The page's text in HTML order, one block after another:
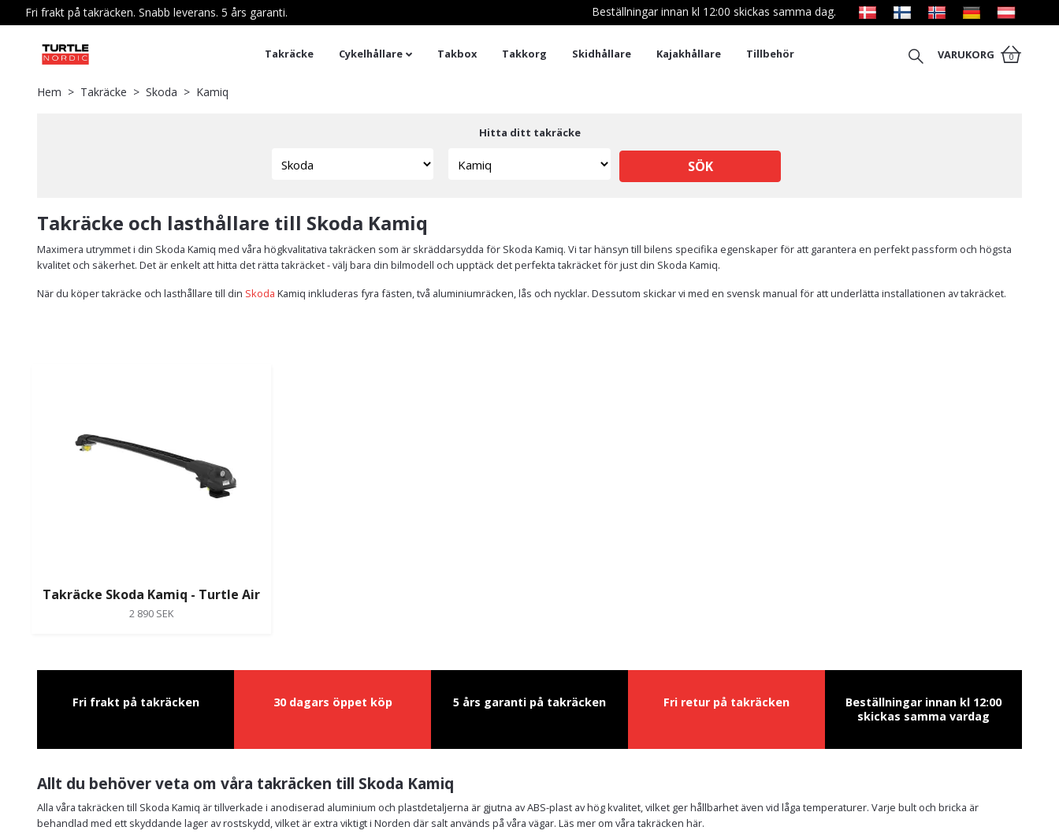
Fri frakt på takräcken. Snabb leverans. 5 års garanti. Beställningar innan kl 12:00 skickas samma dag.
Takräcke Cykelhållare Takbox Takkorg Skidhållare Kajakhållare Tillbehör VARUKORG 0
Hem Takräcke Skoda Kamiq
Hitta ditt takräcke
SÖK
Takräcke och lasthållare till Skoda Kamiq
Maximera utrymmet i din Skoda Kamiq med våra högkvalitativa takräcken som är skräddarsydda för Skoda Kamiq. Vi tar hänsyn till bilens specifika egenskaper för att garantera en perfekt passform och högsta
kvalitet och säkerhet. Det är enkelt att hitta det rätta takräcket - välj bara din bilmodell och upptäck det perfekta takräcket för just din Skoda Kamiq.
När du köper takräcke och lasthållare till din Skoda Kamiq inkluderas fyra fästen, två aluminiumräcken, lås och nycklar. Dessutom skickar vi med en svensk manual för att underlätta installationen av takräcket.
Takräcke Skoda Kamiq - Turtle Air
2 890 SEK
Fri frakt på takräcken 30 dagars öppet köp 5 års garanti på takräcken Fri retur på takräcken
Beställningar innan kl 12:00
skickas samma vardag
Allt du behöver veta om våra takräcken till Skoda Kamiq
Alla våra takräcken till Skoda Kamiq är tillverkade i anodiserad aluminium och plastdetaljerna är gjutna av ABS-plast av hög kvalitet, vilket ger hållbarhet även vid låga temperaturer. Varje bult och bricka är
behandlad med ett skyddande lager av rostskydd, vilket är extra viktigt i Norden där salt används på våra vägar. Läs mer om våra takräcken här.